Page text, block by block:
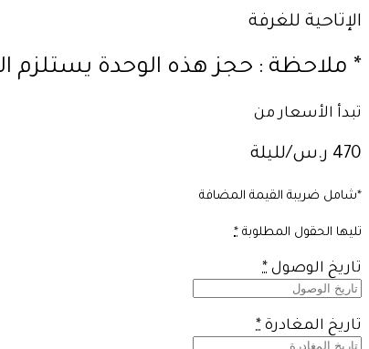
الإتاحية للغرفة
* ملاحظة : حجز هذه الوحدة يستلزم
تبدأ الأسعار من
470 ر.س/لليلة
*شامل ضريبة القيمة المضافة
تليها الحقول المطلوبة *
تاريخ الوصول *
تاريخ المغادرة *